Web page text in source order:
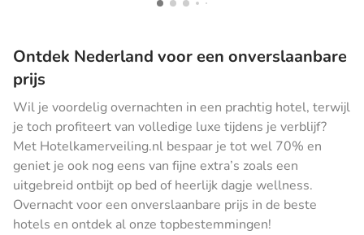
Ontdek Nederland voor een onverslaanbare
prijs
Wil je voordelig overnachten in een prachtig hotel, terwijl
je toch profiteert van volledige luxe tijdens je verblijf?
Met Hotelkamerveiling.nl bespaar je tot wel 70% en
geniet je ook nog eens van fijne extra’s zoals een
uitgebreid ontbijt op bed of heerlijk dagje wellness.
Overnacht voor een onverslaanbare prijs in de beste
hotels en ontdek al onze topbestemmingen!